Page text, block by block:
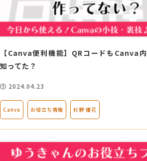
【Canva便利機能】QRコードもCanva
知ってた？
2024.04.23
Canva お役立ち情報 杉野 優花